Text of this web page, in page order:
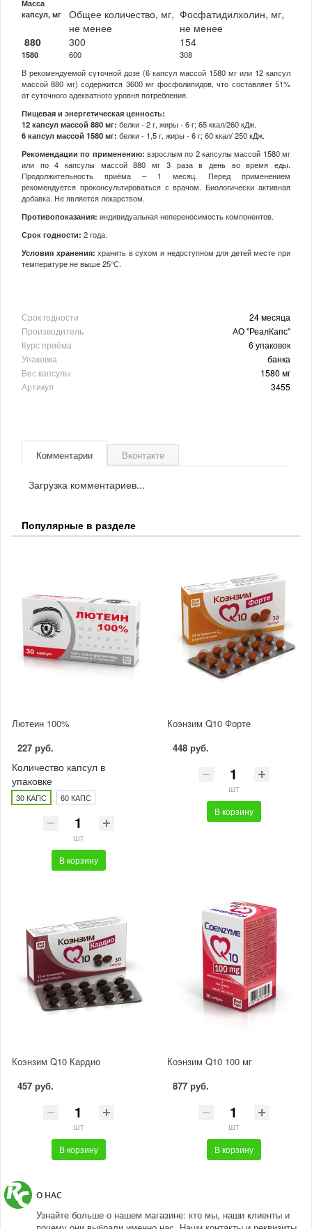
Масса
капсул, мг
Общее количество, мг,
не менее
Фосфатидилхолин, мг,
не менее
880
300 154
1580 600
308
В рекомендуемой суточной дозе (6 капсул массой 1580 мг или 12 капсул
массой 880 мг) содержится 3600 мг фосфолипидов, что составляет 51%
от суточного адекватного уровня потребления.
Пищевая и энергетическая ценность:
12 капсул массой 880 мг: белки - 2 г, жиры - 6 г; 65 ккал/260 кДж.
6 капсул массой 1580 мг: белки - 1,5 г, жиры - 6 г; 60 ккал/ 250 кДж.
Рекомендации по применению: взрослым по 2 капсулы массой 1580 мг
или по 4 капсулы массой 880 мг 3 раза в день во время еды.
Продолжительность приёма – 1 месяц. Перед применением
рекомендуется проконсультироваться с врачом. Биологически активная
добавка. Не является лекарством.
Противопоказания: индивидуальная непереносимость компонентов.
Срок годности: 2 года.
Условия хранения: хранить в сухом и недоступном для детей месте при
температуре не выше 25°С.
Срок годности
24 месяца
Производитель
АО "РеалКапс"
Курс приёма
6 упаковок
Упаковка
банка
Вес капсулы
1580 мг
Артикул
3455
Комментарии Вконтакте
Загрузка комментариев...
Популярные в разделе
Лютеин 100%
227 руб.
Количество капсул в
упаковке
30 КАПС 60 КАПС
шт
В корзину
Коэнзим Q10 Форте
448 руб.
шт
В корзину
Коэнзим Q10 Кардио
457 руб.
шт
В корзину
Коэнзим Q10 100 мг
877 руб.
шт
В корзину
О НАС
Узнайте больше о нашем магазине: кто мы, наши клиенты и